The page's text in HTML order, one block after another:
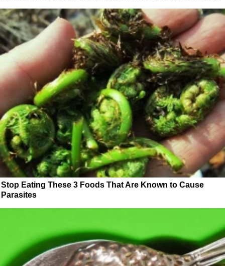
Stop Eating These 3 Foods That Are Known to Cause
Parasites